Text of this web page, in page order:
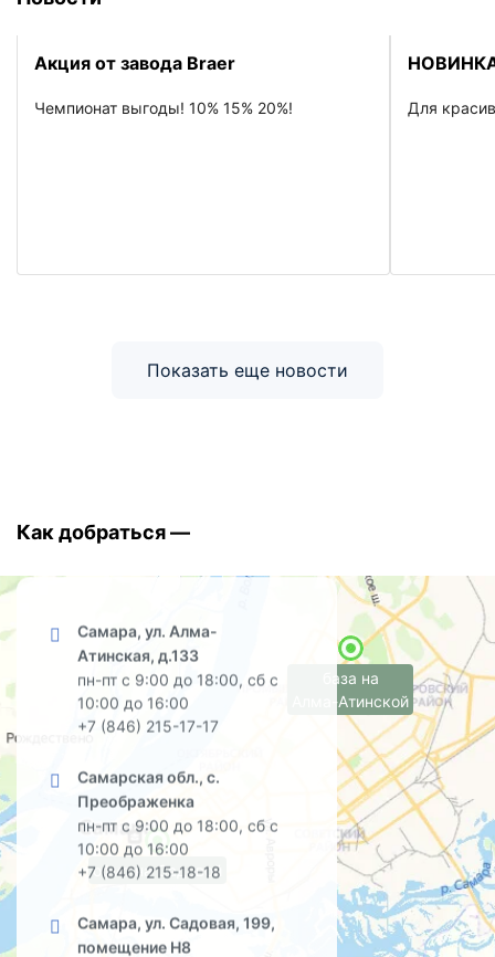
Акция от завода Braer
Чемпионат выгоды! 10% 15% 20%! Для
Показать еще новости
Как добраться —
Самара, ул. Алма-
Атинская, д.133
пн-пт с 9:00 до 18:00, сб с
10:00 до 16:00
+7 (846) 215-17-17
Самарская обл., с.
Преображенка
пн-пт с 9:00 до 18:00, сб с
10:00 до 16:00
+7 (846) 215-18-18
Самара, ул. Садовая, 199,
помещение Н8
офис на Садовой
база на
Алма-Атинской